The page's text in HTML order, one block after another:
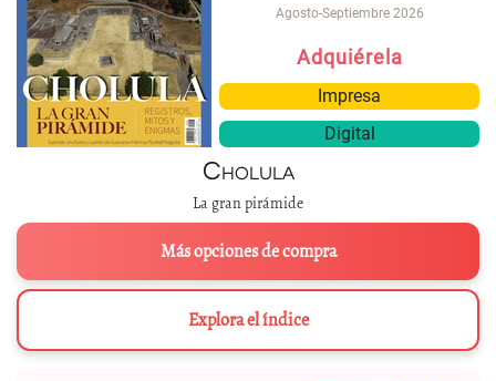
Agosto-Septiembre 2026
Adquiérela
Impresa
Digital
Cholula
La gran pirámide
Más opciones de compra
Explora el índice